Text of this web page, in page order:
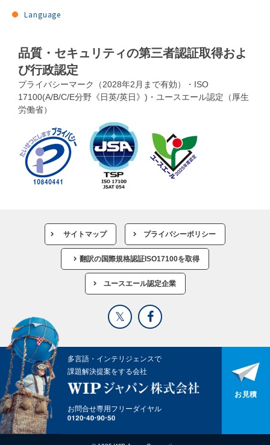
Language
品質・セキュリティの第三者認証取得およ
び行政認定
プライバシーマーク（2028年2月まで有効）・ISO
17100(A/B/C/E分野《日英/英日》)・ユースエール認定（厚生
労働省）
サイトマップ プライバシーポリシー
翻訳の国際規格認証ISO17100を取得
ユースエール認定企業
多言語・インテリジェンスで
課題解決提案をする会社
お問合せ専用フリーダイヤル
お見積